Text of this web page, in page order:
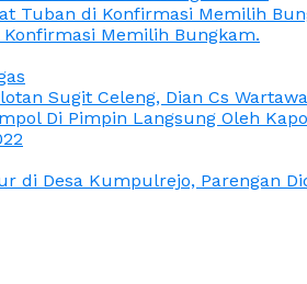
Tuban di Konfirmasi Memilih
Memilih Bungkam.
Sugit Celeng, Dian Cs
Di Pimpin Langsung Oleh
di Desa Kumpulrejo, Parengan